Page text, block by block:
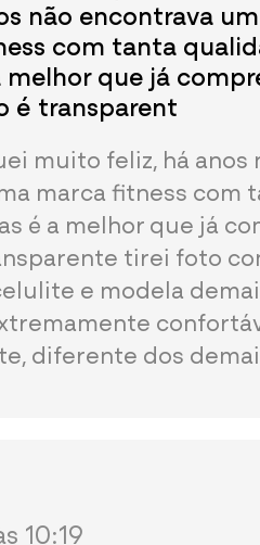
não encontrava
com tanta
melhor que já
é transparent
muito feliz, há anos
marca fitness com
é a melhor que já
tirei foto
e modela
diferente dos
10:19